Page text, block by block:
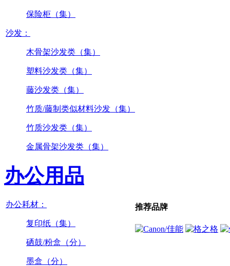
保险柜（集）
沙发：
木骨架沙发类（集）
塑料沙发类（集）
藤沙发类（集）
竹质/藤制类似材料沙发（集）
竹质沙发类（集）
金属骨架沙发类（集）
办公用品
办公耗材：
复印纸（集）
硒鼓/粉盒（分）
墨盒（分）
推荐品牌